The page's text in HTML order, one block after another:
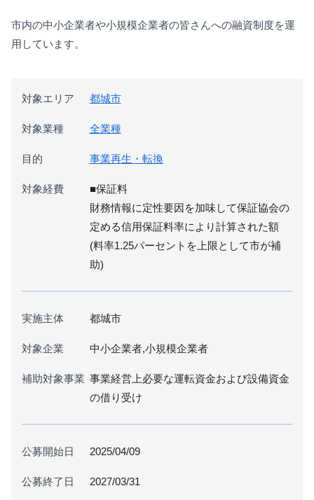
市内の中小企業者や小規模企業者の皆さんへの融資制度を運
用しています。
対象エリア 都城市
対象業種 全業種
目的 事業再生・転換
対象経費
■保証料
財務情報に定性要因を加味して保証協会の
定める信用保証料率により計算された額
(料率1.25パーセントを上限として市が補
助)
実施主体 都城市
対象企業 中小企業者,小規模企業者
補助対象事業 事業経営上必要な運転資金および設備資金
の借り受け
公募開始日 2025/04/09
公募終了日 2027/03/31